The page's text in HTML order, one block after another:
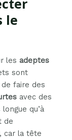
le
les adeptes
sont
faire des
avec des
qu’à
de
car la tête